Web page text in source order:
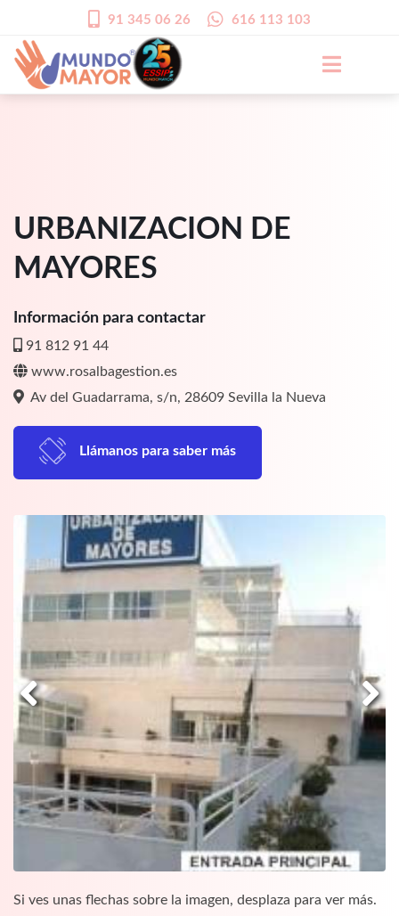
91 345 06 26 616 113 103
URBANIZACION DE
MAYORES
Información para contactar
91 812 91 44
www.rosalbagestion.es
Av del Guadarrama, s/n, 28609 Sevilla la Nueva
Llámanos para saber más
Si ves unas flechas sobre la imagen, desplaza para ver más.